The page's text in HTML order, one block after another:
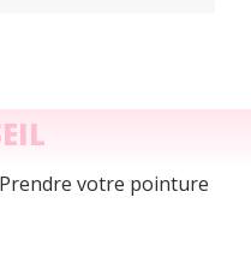
votre pointure